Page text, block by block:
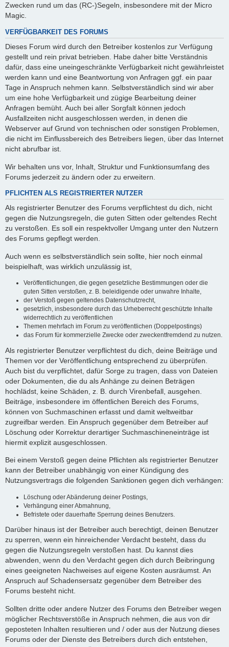
Zwecken rund um das (RC-)Segeln, insbesondere mit der Micro
Magic.
VERFÜGBARKEIT DES FORUMS
Dieses Forum wird durch den Betreiber kostenlos zur Verfügung
gestellt und rein privat betrieben. Habe daher bitte Verständnis
dafür, dass eine uneingeschränkte Verfügbarkeit nicht gewährleistet
werden kann und eine Beantwortung von Anfragen ggf. ein paar
Tage in Anspruch nehmen kann. Selbstverständlich sind wir aber
um eine hohe Verfügbarkeit und zügige Bearbeitung deiner
Anfragen bemüht. Auch bei aller Sorgfalt können jedoch
Ausfallzeiten nicht ausgeschlossen werden, in denen die
Webserver auf Grund von technischen oder sonstigen Problemen,
die nicht im Einflussbereich des Betreibers liegen, über das Internet
nicht abrufbar ist.
Wir behalten uns vor, Inhalt, Struktur und Funktionsumfang des
Forums jederzeit zu ändern oder zu erweitern.
PFLICHTEN ALS REGISTRIERTER NUTZER
Als registrierter Benutzer des Forums verpflichtest du dich, nicht
gegen die Nutzungsregeln, die guten Sitten oder geltendes Recht
zu verstoßen. Es soll ein respektvoller Umgang unter den Nutzern
des Forums gepflegt werden.
Auch wenn es selbstverständlich sein sollte, hier noch einmal
beispielhaft, was wirklich unzulässig ist,
Veröffentlichungen, die gegen gesetzliche Bestimmungen oder die
guten Sitten verstoßen, z. B. beleidigende oder unwahre Inhalte,
der Verstoß gegen geltendes Datenschutzrecht,
gesetzlich, insbesondere durch das Urheberrecht geschützte Inhalte
widerrechtlich zu veröffentlichen
Themen mehrfach im Forum zu veröffentlichen (Doppelpostings)
das Forum für kommerzielle Zwecke oder zweckentfremdend zu nutzen.
Als registrierter Benutzer verpflichtest du dich, deine Beiträge und
Themen vor der Veröffentlichung entsprechend zu überprüfen.
Auch bist du verpflichtet, dafür Sorge zu tragen, dass von Dateien
oder Dokumenten, die du als Anhänge zu deinen Beträgen
hochlädst, keine Schäden, z. B. durch Virenbefall, ausgehen.
Beiträge, insbesondere im öffentlichen Bereich des Forums,
können von Suchmaschinen erfasst und damit weltweitbar
zugreifbar werden. Ein Anspruch gegenüber dem Betreiber auf
Löschung oder Korrektur derartiger Suchmaschineneinträge ist
hiermit explizit ausgeschlossen.
Bei einem Verstoß gegen deine Pflichten als registrierter Benutzer
kann der Betreiber unabhängig von einer Kündigung des
Nutzungsvertrags die folgenden Sanktionen gegen dich verhängen:
Löschung oder Abänderung deiner Postings,
Verhängung einer Abmahnung,
Befristete oder dauerhafte Sperrung deines Benutzers.
Darüber hinaus ist der Betreiber auch berechtigt, deinen Benutzer
zu sperren, wenn ein hinreichender Verdacht besteht, dass du
gegen die Nutzungsregeln verstoßen hast. Du kannst dies
abwenden, wenn du den Verdacht gegen dich durch Beibringung
eines geeigneten Nachweises auf eigene Kosten ausräumst. An
Anspruch auf Schadensersatz gegenüber dem Betreiber des
Forums besteht nicht.
Sollten dritte oder andere Nutzer des Forums den Betreiber wegen
möglicher Rechtsverstöße in Anspruch nehmen, die aus von dir
geposteten Inhalten resultieren und / oder aus der Nutzung dieses
Forums oder der Dienste des Betreibers durch dich entstehen,